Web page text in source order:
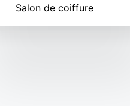
Salon de coiffure